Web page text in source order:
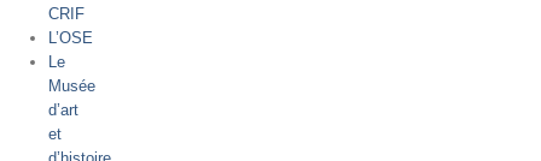
CRIF
L’OSE
Le
Musée
d’art
et